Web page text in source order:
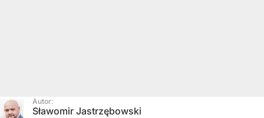
Autor:
Sławomir Jastrzębowski